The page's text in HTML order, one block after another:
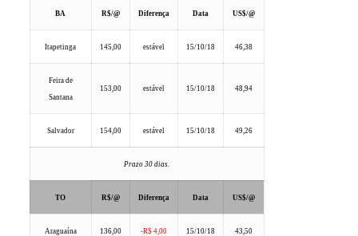
BA R$/@ Diferença Data US$/@
Itapetinga 145,00 estável 15/10/18 46,38
Feira de
Santana
153,00 estável 15/10/18 48,94
Salvador 154,00 estável 15/10/18 49,26
Prazo 30 dias.
TO R$/@ Diferença Data US$/@
Araguaína 136,00 -R$ 4,00 15/10/18 43,50